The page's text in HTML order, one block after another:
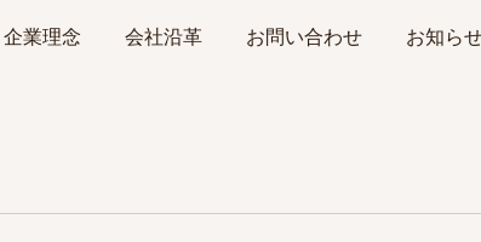
企業理念 会社沿革 お問い合わせ お知ら